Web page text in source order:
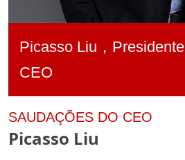
Picasso Liu，Presidente
CEO
SAUDAÇÕES DO CEO
Picasso Liu